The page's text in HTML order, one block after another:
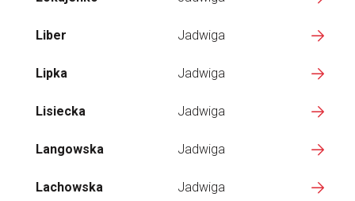
Liber Jadwiga
Lipka Jadwiga
Lisiecka Jadwiga
Langowska Jadwiga
Lachowska Jadwiga